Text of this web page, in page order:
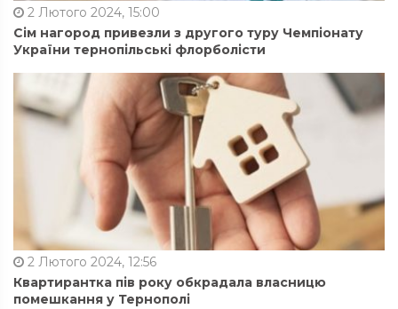
2 Лютого 2024, 15:00
Сім нагород привезли з другого туру Чемпіонату
України тернопільські флорболісти
2 Лютого 2024, 12:56
Квартирантка пів року обкрадала власницю
помешкання у Тернополі